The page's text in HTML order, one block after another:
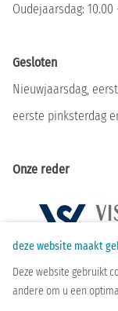
Zoeken
Oudejaarsdag: 10.00
Gesloten
Nieuwjaarsdag,
eerste pinksterdag
Onze reder
deze website maakt
Deze website gebruikt
andere om u een